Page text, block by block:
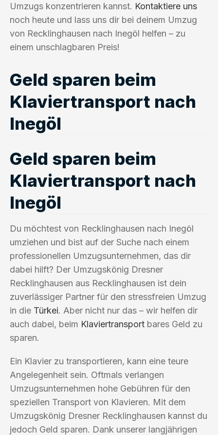
Umzugs konzentrieren kannst. Kontaktiere uns
noch heute und lass uns dir bei deinem Umzug
von Recklinghausen nach Inegöl helfen – zu
einem unschlagbaren Preis!
Geld sparen beim
Klaviertransport nach
Inegöl
Geld sparen beim
Klaviertransport nach
Inegöl
Du möchtest von Recklinghausen nach Inegöl
umziehen und bist auf der Suche nach einem
professionellen Umzugsunternehmen, das dir
dabei hilft? Der Umzugskönig Dresner
Recklinghausen aus Recklinghausen ist dein
zuverlässiger Partner für den stressfreien Umzug
in die Türkei. Aber nicht nur das – wir helfen dir
auch dabei, beim Klaviertransport bares Geld zu
sparen.
Ein Klavier zu transportieren, kann eine teure
Angelegenheit sein. Oftmals verlangen
Umzugsunternehmen hohe Gebühren für den
speziellen Transport von Klavieren. Mit dem
Umzugskönig Dresner Recklinghausen kannst du
jedoch Geld sparen. Dank unserer langjährigen